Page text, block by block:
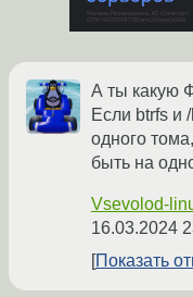
А ты какую
Если btrfs и
одного
быть на
Vsevolod-
16.03.2024
Показать